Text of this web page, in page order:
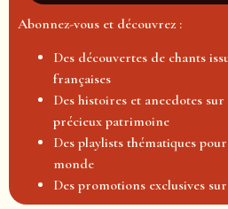
Abonnez-vous et découvrez :
Des découvertes de chants
françaises
Des histoires et anecdotes
précieux patrimoine
Des playlists thématiques
monde
Des promotions exclusives